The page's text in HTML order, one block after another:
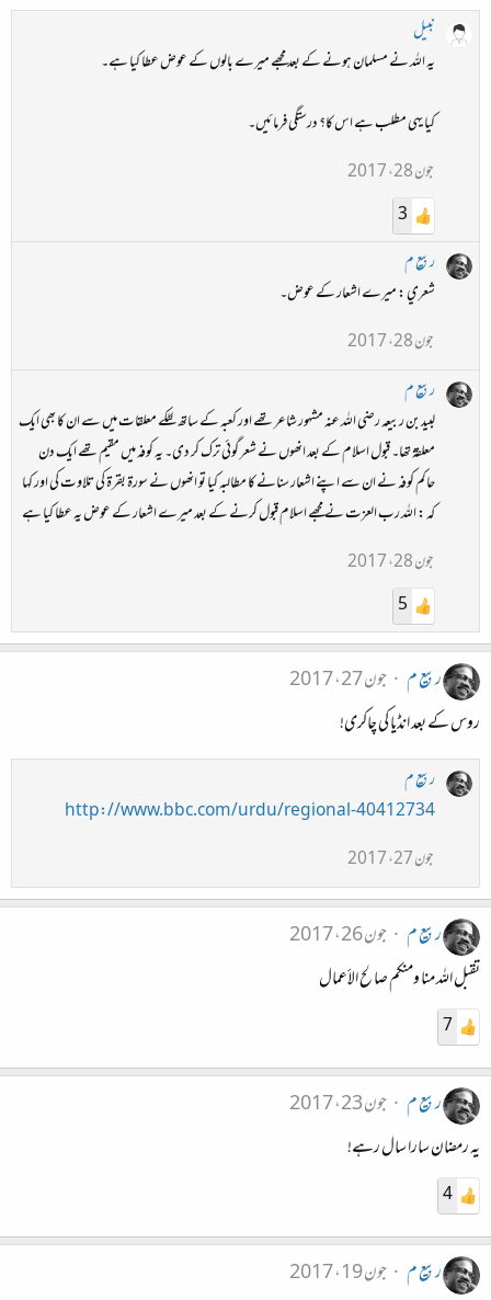
نبیل
یہ اللہ نے مسلمان ہونے کے بعد مجھے میرے بالوں کے عوض عطا کیا ہے۔
کیا یہی مطلب ہے اس کا؟ درستگی فرمائیں۔
جون 28، 2017
3
ربیع م
شعري : میرے اشعار کے عوض۔
جون 28، 2017
ربیع م
لبید بن ربیعہ رضی اللہ عنہ مشہور شاعر تھے اور کعبہ کے ساتھ لٹکے معلقات میں سے ان کا بھی ایک
معلقۃ تھا۔ قبول اسلام کے بعد انھوں نے شعر گوئی ترک کر دی۔ یہ کوفہ میں مقیم تھے ایک دن
حاکم کوفہ نے ان سے اپنے اشعار سنانے کا مطالبہ کیا تو انھوں نے سورۃ بقرۃ کی تلاوت کی اور کہا
کہ : اللہ رب العزت نے مجھے اسلام قبول کرنے کے بعد میرے اشعار کے عوض یہ عطا کیا ہے
جون 28، 2017
5
ربیع م
جون 27، 2017
روس کے بعد انڈیا کی چاکری!
ربیع م
http://www.bbc.com/urdu/regional-40412734
جون 27، 2017
ربیع م
جون 26، 2017
تقبل الله منا ومنكم صالح الأعمال
7
ربیع م
جون 23، 2017
یہ رمضان سارا سال رہے!
4
ربیع م
جون 19، 2017